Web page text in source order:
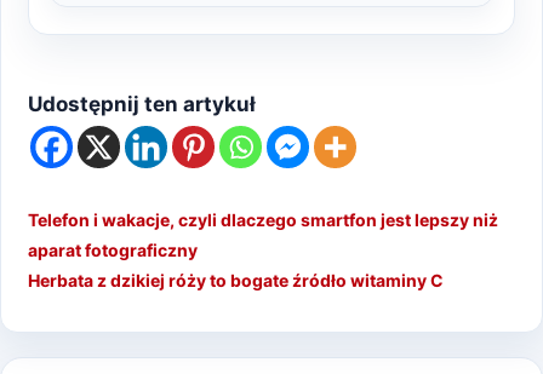
Udostępnij ten artykuł
Telefon i wakacje, czyli dlaczego smartfon jest lepszy niż
aparat fotograficzny
Herbata z dzikiej róży to bogate źródło witaminy C